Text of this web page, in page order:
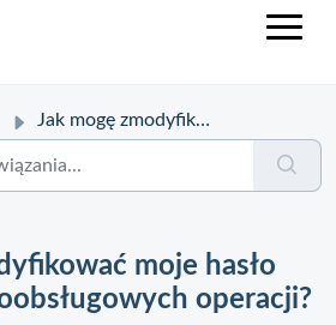
Jak mogę zmodyfikować moje hasło Viaota do samoobsługowyc...
moje hasło
operacji?